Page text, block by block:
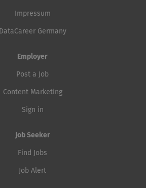
Impressum
DataCareer Germany
Employer
Post a Job
Content Marketing
Sign in
Job Seeker
Find Jobs
Job Alert